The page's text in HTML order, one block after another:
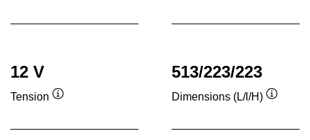
12 V
Tension
513/223/223
Dimensions (L/l/H)